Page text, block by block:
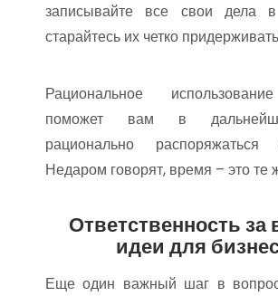
записывайте все свои дела
старайтесь их четко
Рациональное
поможет вам в
рационально распоряжаться
Недаром говорят, время – это те
Ответственность
идеи для
Еще один важный шаг в